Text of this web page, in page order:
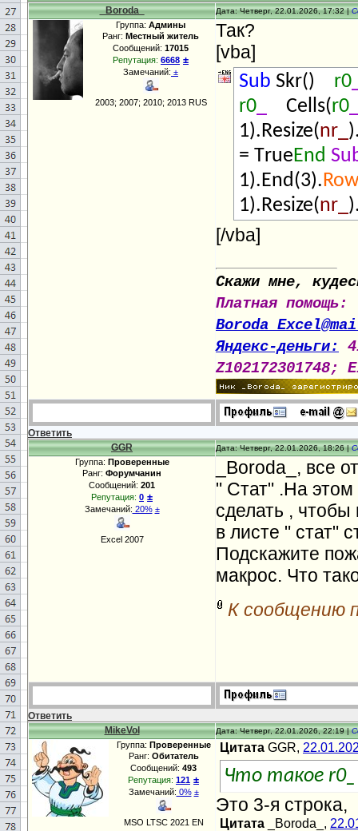
_Boroda_
Дата: Четверг, 22.01.2026, 17:32 |
Группа: Админы
Ранг: Местный житель
Сообщений: 17015
Репутация: 6668 ±
Замечаний: ±
2003; 2007; 2010; 2013 RUS
Так?
[vba]
Sub Skr() r0
r0
Cells(r0
1).Resize(nr_
= ТrueEnd
1).End(3).
1).Resize(nr_
[/vba]
Скажи мне,
Платная помощь:
Яндекс-деньги:
Z102172301748;
Ответить
GGR
Дата: Четверг, 22.01.2026, 18:26 |
Группа: Проверенные
Ранг: Форумчанин
Сообщений: 201
Репутация: 0 ±
Замечаний: 20% ±
Excel 2007
_Boroda_, все
" Стат" .На
сделать ,
в листе " стат"
Подскажите
макрос. Что
К сообщению
Ответить
MikeVol
Дата: Четверг, 22.01.2026, 22:19 |
Группа: Проверенные
Ранг: Обитатель
Сообщений: 493
Репутация: 121 ±
Замечаний: 0% ±
MSO LTSC 2021 EN
Цитата GGR,
Что такое r0_
Это 3-я строка,
Цитата _Boroda_,